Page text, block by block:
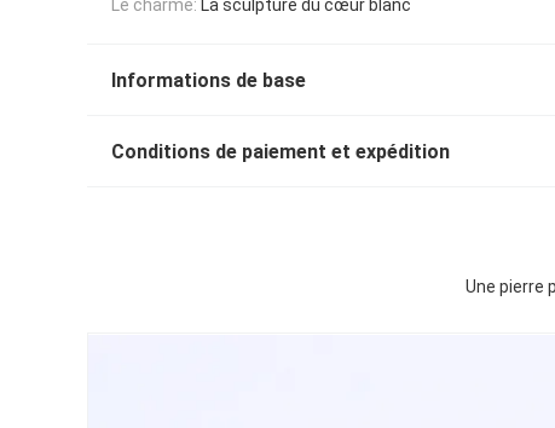
Le charme: La sculpture du cœur blanc
Informations de base
Conditions de paiement et expédition
Une pierre